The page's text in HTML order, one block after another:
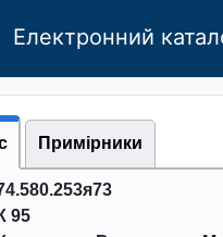
Електронний
Примірники
К 95